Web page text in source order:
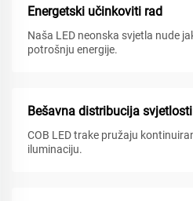
Energetski učinkoviti rad
Naša LED neonska svjetla nude
potrošnju energije.
Bešavna distribucija svjetlosti
COB LED trake pružaju
iluminaciju.